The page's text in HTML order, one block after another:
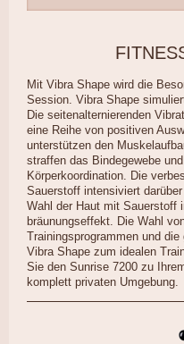
Mit Vibra Shape wird die
Session. Vibra Shape
Die seitenalternierenden
eine Reihe von positiven
unterstützen den
straffen das Bindegewebe
Körperkoordination. Die
Sauerstoff intensiviert
Wahl der Haut mit Sauerstoff
bräunungseffekt. Die Wahl
Trainingsprogrammen und
Vibra Shape zum idealen
Sie den Sunrise 7200 zu
komplett privaten Umgebung.